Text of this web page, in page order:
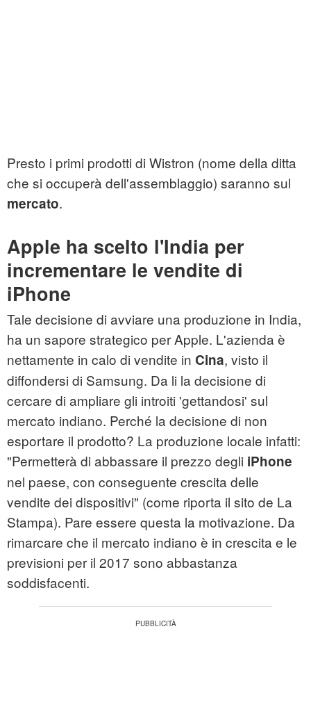
Presto i primi prodotti di Wistron (nome della ditta
che si occuperà dell'assemblaggio) saranno sul
mercato.
Apple ha scelto l'India per
incrementare le vendite di
iPhone
Tale decisione di avviare una produzione in India,
ha un sapore strategico per Apple. L'azienda è
nettamente in calo di vendite in Cina, visto il
diffondersi di Samsung. Da li la decisione di
cercare di ampliare gli introiti 'gettandosi' sul
mercato indiano. Perché la decisione di non
esportare il prodotto? La produzione locale infatti:
"Permetterà di abbassare il prezzo degli iPhone
nel paese, con conseguente crescita delle
vendite dei dispositivi" (come riporta il sito de La
Stampa). Pare essere questa la motivazione. Da
rimarcare che il mercato indiano è in crescita e le
previsioni per il 2017 sono abbastanza
soddisfacenti.